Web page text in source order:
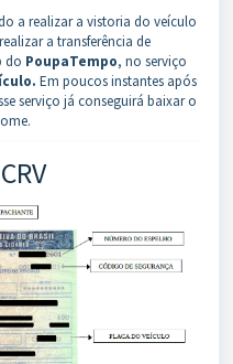
a realizar a vistoria do veículo
a transferência de
do PoupaTempo, no serviço
Em poucos instantes após
serviço já conseguirá baixar o